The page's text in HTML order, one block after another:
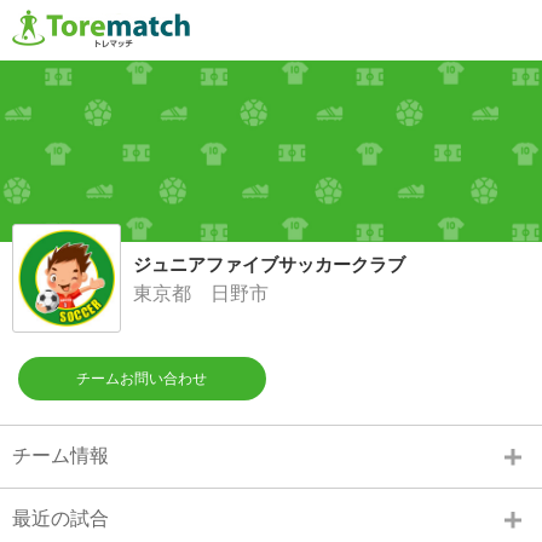
ジュニアファイブサッカークラブ
東京都 日野市
チームお問い合わせ
チーム情報
最近の試合